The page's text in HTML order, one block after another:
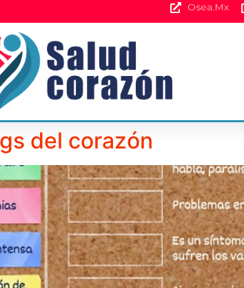
Osea.Mx
del corazón